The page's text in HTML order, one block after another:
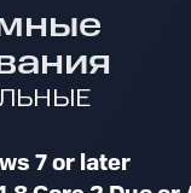
7 or later